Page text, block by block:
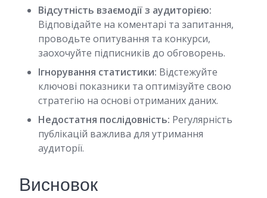
Відсутність взаємодії з аудиторією:
Відповідайте на коментарі та запитання,
проводьте опитування та конкурси,
заохочуйте підписників до обговорень.
Ігнорування статистики: Відстежуйте
ключові показники та оптимізуйте свою
стратегію на основі отриманих даних.
Недостатня послідовність: Регулярність
публікацій важлива для утримання
аудиторії.
Висновок